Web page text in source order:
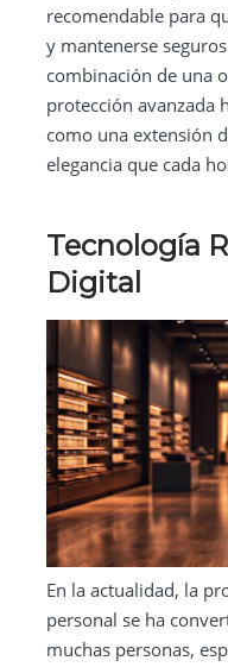
recomendable para
y mantenerse
combinación de una
protección avanzada
como una extensión
elegancia que cada
Tecnología
Digital
En la actualidad, la
personal se ha
muchas personas,